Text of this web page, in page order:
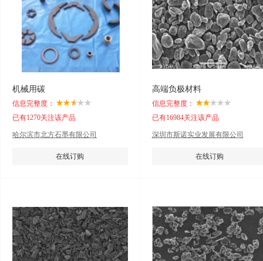
机械用碳
信息完整度：
已有1270关注该产品
哈尔滨市北方石墨有限公司
在线订购
高端负极材料
信息完整度：
已有16984关注该产品
深圳市斯诺实业发展有限公司
在线订购